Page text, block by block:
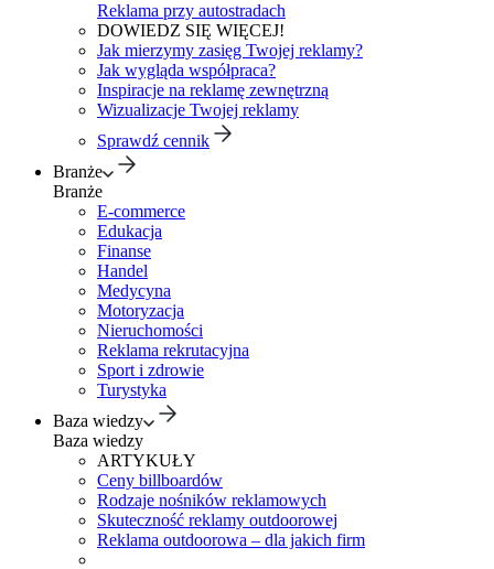
Reklama przy autostradach
DOWIEDZ SIĘ WIĘCEJ!
Jak mierzymy zasięg Twojej reklamy?
Jak wygląda współpraca?
Inspiracje na reklamę zewnętrzną
Wizualizacje Twojej reklamy
Sprawdź cennik
Branże
Branże
E-commerce
Edukacja
Finanse
Handel
Medycyna
Motoryzacja
Nieruchomości
Reklama rekrutacyjna
Sport i zdrowie
Turystyka
Baza wiedzy
Baza wiedzy
ARTYKUŁY
Ceny billboardów
Rodzaje nośników reklamowych
Skuteczność reklamy outdoorowej
Reklama outdoorowa – dla jakich firm